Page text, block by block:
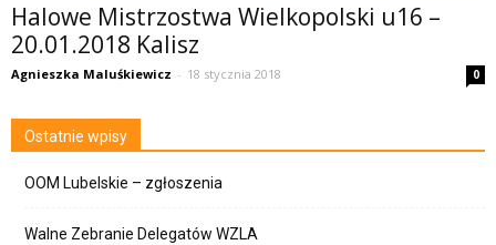
Halowe Mistrzostwa Wielkopolski u16 –
20.01.2018 Kalisz
Agnieszka Maluśkiewicz - 18 stycznia 2018 0
Ostatnie wpisy
OOM Lubelskie – zgłoszenia
Walne Zebranie Delegatów WZLA